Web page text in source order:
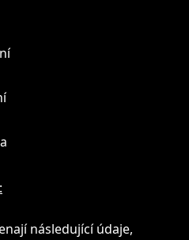
následující údaje,